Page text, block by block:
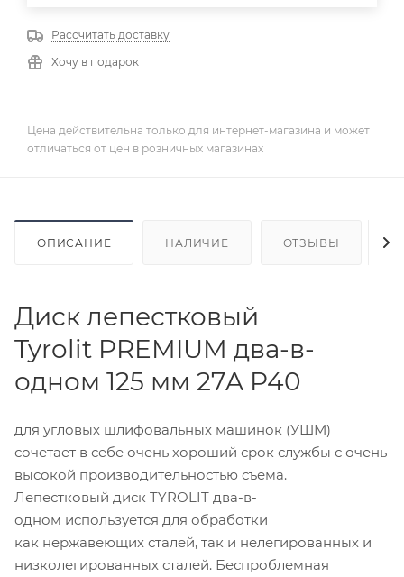
Рассчитать доставку
Хочу в подарок
Цена действительна только для интернет-магазина и может
отличаться от цен в розничных магазинах
ОПИСАНИЕ НАЛИЧИЕ ОТЗЫВЫ
Диск лепестковый
Tyrolit PREMIUM два-в-
одном 125 мм 27A P40
для угловых шлифовальных машинок (УШМ)
сочетает в себе очень хороший срок службы с очень
высокой производительностью съема.
Лепестковый диск TYROLIT два-в-
одном используется для обработки
как нержавеющих сталей, так и нелегированных и
низколегированных сталей. Беспроблемная